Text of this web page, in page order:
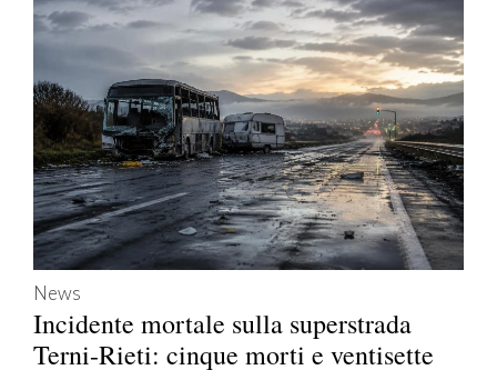
News
Incidente mortale sulla superstrada
Terni-Rieti: cinque morti e ventisette